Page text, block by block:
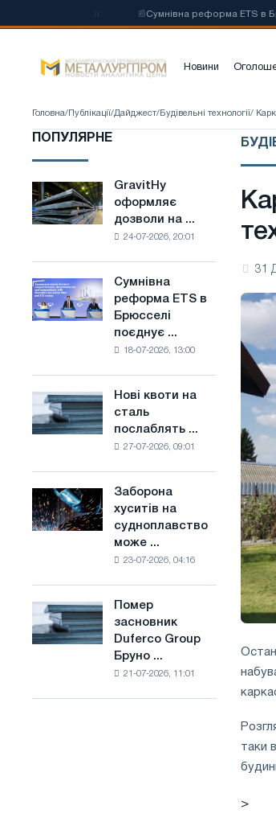
📰 Сумнівна реформа ETS в Брюсселі
Новини
Головна/ Публікації/Дайджест/ Будівельні технології/
ПОПУЛЯРНЕ
GravitHy
оформляє
дозволи
з
виробництва
низьковуглецевої
основі
водню
Франції
GravitHy
оформляє
дозволи на ...
24-07-2026, 20:01
Сумнівна
реформа
ETS
обмеження
з
боротьбі
зі
зміною
клімату
Сумнівна
реформа ETS в
Брюсселі
поєднує ...
18-07-2026, 13:00
Нові
квоти
на
в
Сполученому
Нові квоти на
сталь
послаблять ...
27-07-2026, 09:01
Заборона
хуситів
на
судноплавство
Саудівської
сталі
Заборона
хуситів на
судноплавство
може ...
23-07-2026, 04:16
Помер
засновник
Duferco
Помер
засновник
Duferco Group
Бруно ...
21-07-2026, 11:01
31
таки
>